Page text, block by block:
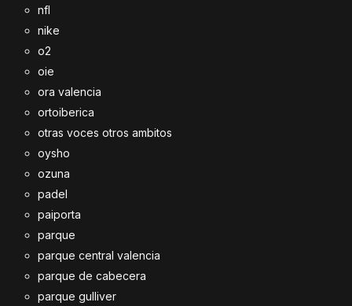
nfl
nike
o2
oie
ora valencia
ortoiberica
otras voces otros ambitos
oysho
ozuna
padel
paiporta
parque
parque central valencia
parque de cabecera
parque gulliver